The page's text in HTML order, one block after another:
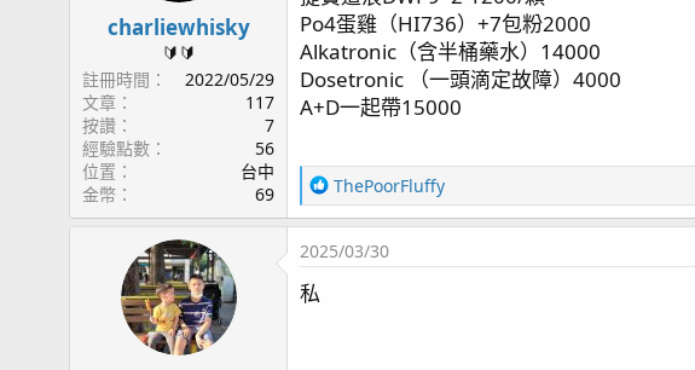
charliewhisky
🔰🔰
註冊時間
2022/05/29
文章
117
按讚
7
經驗點數
56
位置
台中
金幣
69
Po4蛋雞（HI736）+7包粉2000
Alkatronic（含半桶藥水）14000
Dosetronic （一頭滴定故障）4000
A+D一起帶15000
R
e
a
c
ThePoorFluffy
2025/03/30
私